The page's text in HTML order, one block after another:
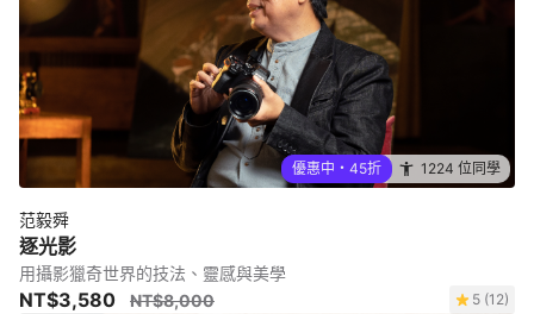
優惠中・45折 1224 位同學
范毅舜
逐光影
用攝影獵奇世界的技法、靈感與美學
NT$3,580 NT$8,000 5 (12)